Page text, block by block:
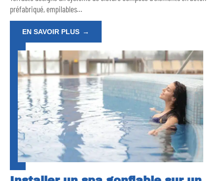
préfabriqué, empilables…
EN SAVOIR PLUS